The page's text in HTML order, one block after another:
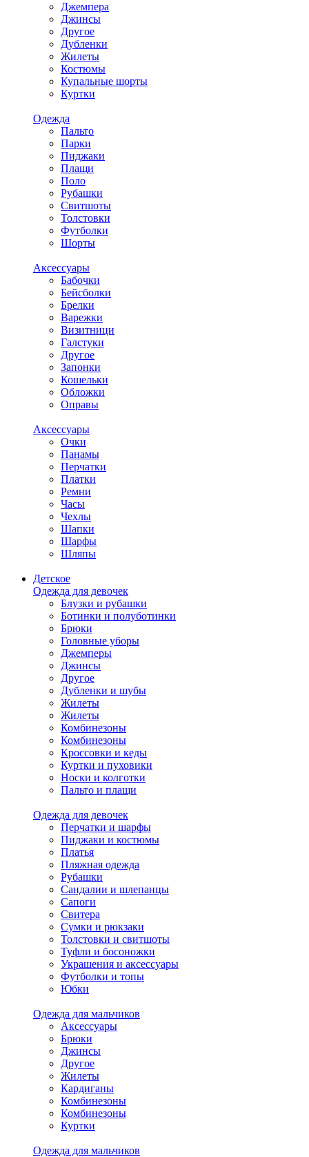
Джемпера
Джинсы
Другое
Дубленки
Жилеты
Костюмы
Купальные шорты
Куртки
Одежда
Пальто
Парки
Пиджаки
Плащи
Поло
Рубашки
Свитшоты
Толстовки
Футболки
Шорты
Аксессуары
Бабочки
Бейсболки
Брелки
Варежки
Визитници
Галстуки
Другое
Запонки
Кошельки
Обложки
Оправы
Аксессуары
Очки
Панамы
Перчатки
Платки
Ремни
Часы
Чехлы
Шапки
Шарфы
Шляпы
Детское
Одежда для девочек
Блузки и рубашки
Ботинки и полуботинки
Брюки
Головные уборы
Джемперы
Джинсы
Другое
Дубленки и шубы
Жилеты
Жилеты
Комбинезоны
Комбинезоны
Кроссовки и кеды
Куртки и пуховики
Носки и колготки
Пальто и плащи
Одежда для девочек
Перчатки и шарфы
Пиджаки и костюмы
Платья
Пляжная одежда
Рубашки
Сандалии и шлепанцы
Сапоги
Свитера
Сумки и рюкзаки
Толстовки и свитшоты
Туфли и босоножки
Украшения и аксессуары
Футболки и топы
Юбки
Одежда для мальчиков
Аксессуары
Брюки
Джинсы
Другое
Жилеты
Кардиганы
Комбинезоны
Комбинезоны
Куртки
Одежда для мальчиков